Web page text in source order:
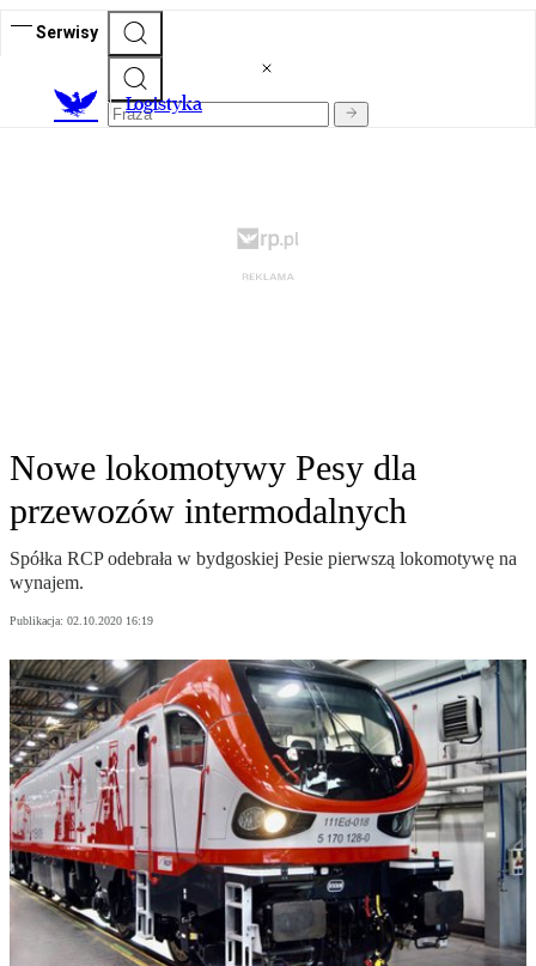
Serwisy
Logistyka
Nowe lokomotywy Pesy dla
przewozów intermodalnych
Spółka RCP odebrała w bydgoskiej Pesie pierwszą lokomotywę na
wynajem.
Publikacja: 02.10.2020 16:19